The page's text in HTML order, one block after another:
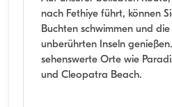
nach Fethiye führt, können
Buchten schwimmen und
unberührten Inseln
sehenswerte Orte wie
und Cleopatra Beach.